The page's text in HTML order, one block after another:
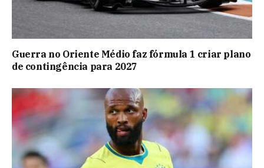
Guerra no Oriente Médio faz fórmula 1 criar plano
de contingência para 2027